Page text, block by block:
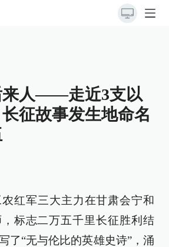
来人——走近3支以
征故事发生地命名
红军三大主力在甘肃会宁和
标志二万五千里长征胜利结
了“无与伦比的英雄史诗”，涌